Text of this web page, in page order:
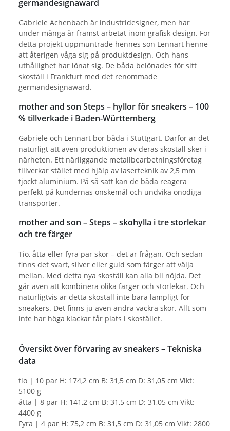
germandesignaward
Gabriele Achenbach är industridesigner, men har
under många år främst arbetat inom grafisk design. För
detta projekt uppmuntrade hennes son Lennart henne
att återigen våga sig på produktdesign. Och hans
uthållighet har lönat sig. De båda belönades för sitt
skoställ i Frankfurt med det renommade
germandesignaward.
mother and son Steps – hyllor för sneakers – 100
% tillverkade i Baden-Württemberg
Gabriele och Lennart bor båda i Stuttgart. Därför är det
naturligt att även produktionen av deras skoställ sker i
närheten. Ett närliggande metallbearbetningsföretag
tillverkar stället med hjälp av laserteknik av 2,5 mm
tjockt aluminium. På så sätt kan de båda reagera
perfekt på kundernas önskemål och undvika onödiga
transporter.
mother and son – Steps – skohylla i tre storlekar
och tre färger
Tio, åtta eller fyra par skor – det är frågan. Och sedan
finns det svart, silver eller guld som färger att välja
mellan. Med detta nya skoställ kan alla bli nöjda. Det
går även att kombinera olika färger och storlekar. Och
naturligtvis är detta skoställ inte bara lämpligt för
sneakers. Det finns ju även andra vackra skor. Allt som
inte har höga klackar får plats i skostället.
Översikt över förvaring av sneakers – Tekniska
data
tio | 10 par H: 174,2 cm B: 31,5 cm D: 31,05 cm Vikt:
5100 g
åtta | 8 par H: 141,2 cm B: 31,5 cm D: 31,05 cm Vikt:
4400 g
Fyra | 4 par H: 75,2 cm B: 31,5 cm D: 31,05 cm Vikt: 2800